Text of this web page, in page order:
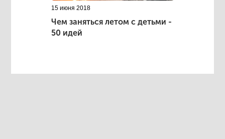
15 июня 2018
Чем заняться летом с детьми -
50 идей